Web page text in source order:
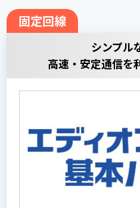
固定回線
シンプル
高速・安定通信を